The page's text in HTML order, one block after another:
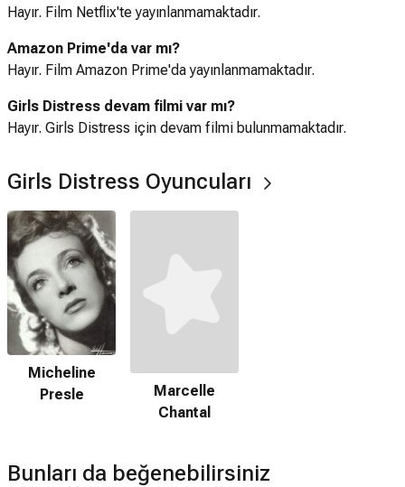
Hayır. Film Netflix'te yayınlanmamaktadır.
Amazon Prime'da var mı?
Hayır. Film Amazon Prime'da yayınlanmamaktadır.
Girls Distress devam filmi var mı?
Hayır. Girls Distress için devam filmi bulunmamaktadır.
Girls Distress Oyuncuları
Micheline
Presle
Marcelle
Chantal
Bunları da beğenebilirsiniz